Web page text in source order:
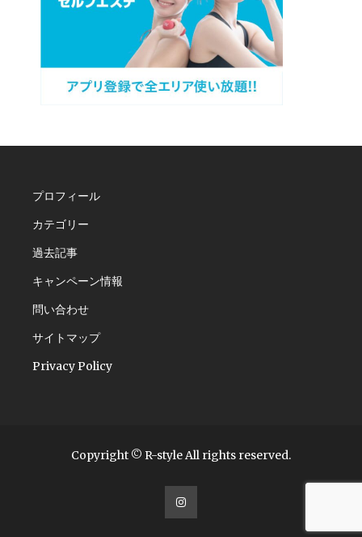
プロフィール
カテゴリー
過去記事
キャンペーン情報
問い合わせ
サイトマップ
Privacy Policy
Copyright © R-style All rights reserved.